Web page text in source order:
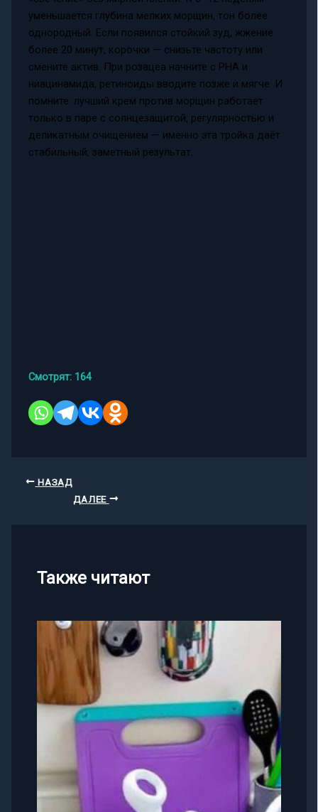
уменьшается глубина мелких морщин, тон более
однородный. Если появился стойкий зуд, жжение
более 20 минут, корочки — снизьте частоту или
смените актив. При розацеа начните с PHA и
ниацинамида, ретиноиды вводите позже и мягче. И
помните: лучший крем против морщин работает
только в паре с солнцезащитой, регулярностью и
деликатным очищением — именно эта тройка даёт
стабильный, заметный результат.
Смотрят: 164
НАЗАД
ДАЛЕЕ
Также читают